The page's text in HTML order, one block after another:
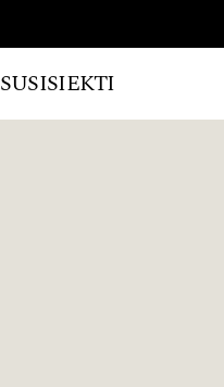
SUSISIEKTI